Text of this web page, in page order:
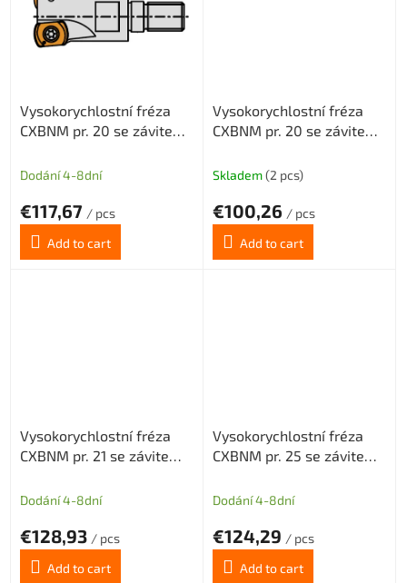
Vysokorychlostní fréza
CXBNM pr. 20 se závitem
BNMX0603 3z
Dodání 4-8dní
€117,67 / pcs
Add to cart
Vysokorychlostní fréza
CXBNM pr. 20 se závitem
BNMX0603 s chlazením
Skladem(2 pcs)
€100,26 / pcs
Add to cart
Vysokorychlostní fréza
CXBNM pr. 21 se závitem
BNMX0603 3z
Dodání 4-8dní
€128,93 / pcs
Add to cart
Vysokorychlostní fréza
CXBNM pr. 25 se závitem
BNMX0603 3z
Dodání 4-8dní
€124,29 / pcs
Add to cart